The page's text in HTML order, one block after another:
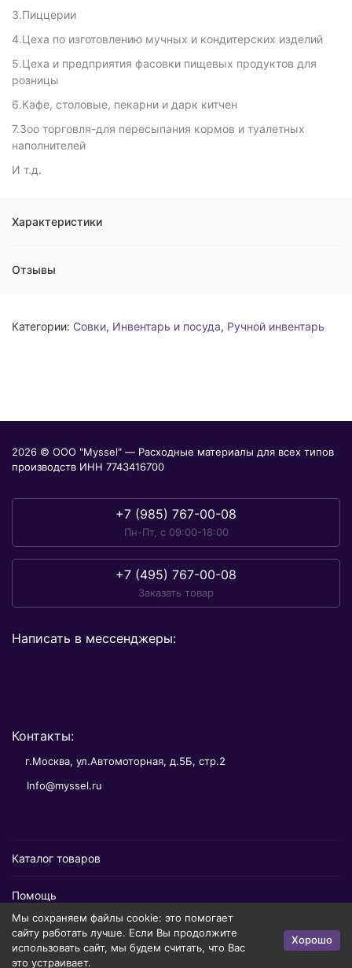
3.Пиццерии
4.Цеха по изготовлению мучных и кондитерских изделий
5.Цеха и предприятия фасовки пищевых продуктов для
розницы
6.Кафе, столовые, пекарни и дарк китчен
7.Зоо торговля-для пересыпания кормов и туалетных
наполнителей
И т.д.
Характеристики
Отзывы
Категории: Совки, Инвентарь и посуда, Ручной инвентарь
2026 © ООО "Myssel" — Расходные материалы для всех типов
производств ИНН 7743416700
+7 (985) 767-00-08
Пн-Пт, с 09:00-18:00
+7 (495) 767-00-08
Заказать товар
Написать в мессенджеры:
Контакты:
г.Москва, ул.Автомоторная, д.5Б, стр.2
Info@myssel.ru
Каталог товаров
Помощь
Информация
Мы сохраняем файлы cookie: это помогает
сайту работать лучше. Если Вы продолжите
использовать сайт, мы будем считать, что Вас
это устраивает.
Хорошо